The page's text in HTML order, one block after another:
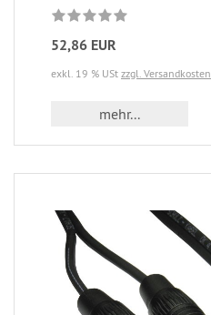
52,86 EUR
exkl. 19 % USt zzgl. Versandkosten
mehr...